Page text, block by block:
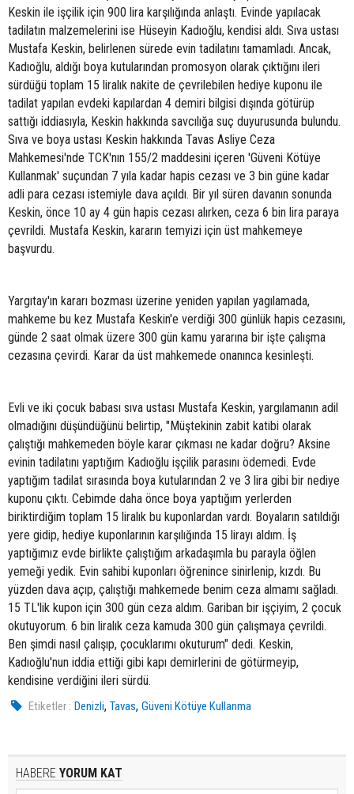
Keskin ile işçilik için 900 lira karşılığında anlaştı. Evinde yapılacak
tadilatın malzemelerini ise Hüseyin Kadıoğlu, kendisi aldı. Sıva ustası
Mustafa Keskin, belirlenen sürede evin tadilatını tamamladı. Ancak,
Kadıoğlu, aldığı boya kutularından promosyon olarak çıktığını ileri
sürdüğü toplam 15 liralık nakite de çevrilebilen hediye kuponu ile
tadilat yapılan evdeki kapılardan 4 demiri bilgisi dışında götürüp
sattığı iddiasıyla, Keskin hakkında savcılığa suç duyurusunda bulundu.
Sıva ve boya ustası Keskin hakkında Tavas Asliye Ceza
Mahkemesi'nde TCK'nın 155/2 maddesini içeren 'Güveni Kötüye
Kullanmak' suçundan 7 yıla kadar hapis cezası ve 3 bin güne kadar
adli para cezası istemiyle dava açıldı. Bir yıl süren davanın sonunda
Keskin, önce 10 ay 4 gün hapis cezası alırken, ceza 6 bin lira paraya
çevrildi. Mustafa Keskin, kararın temyizi için üst mahkemeye
başvurdu.
Yargıtay'ın kararı bozması üzerine yeniden yapılan yagılamada,
mahkeme bu kez Mustafa Keskin'e verdiği 300 günlük hapis cezasını,
günde 2 saat olmak üzere 300 gün kamu yararına bir işte çalışma
cezasına çevirdi. Karar da üst mahkemede onanınca kesinleşti.
Evli ve iki çocuk babası sıva ustası Mustafa Keskin, yargılamanın adil
olmadığını düşündüğünü belirtip, "Müştekinin zabit katibi olarak
çalıştığı mahkemeden böyle karar çıkması ne kadar doğru? Aksine
evinin tadilatını yaptığım Kadıoğlu işçilik parasını ödemedi. Evde
yaptığım tadilat sırasında boya kutularından 2 ve 3 lira gibi bir nediye
kuponu çıktı. Cebimde daha önce boya yaptığım yerlerden
biriktirdiğim toplam 15 liralık bu kuponlardan vardı. Boyaların satıldığı
yere gidip, hediye kuponlarının karşılığında 15 lirayı aldım. İş
yaptığımız evde birlikte çalıştığım arkadaşımla bu parayla öğlen
yemeği yedik. Evin sahibi kuponları öğrenince sinirlenip, kızdı. Bu
yüzden dava açıp, çalıştığı mahkemede benim ceza almamı sağladı.
15 TL'lik kupon için 300 gün ceza aldım. Gariban bir işçiyim, 2 çocuk
okutuyorum. 6 bin liralık ceza kamuda 300 gün çalışmaya çevrildi.
Ben şimdi nasıl çalışıp, çocuklarımı okuturum" dedi. Keskin,
Kadıoğlu'nun iddia ettiği gibi kapı demirlerini de götürmeyip,
kendisine verdiğini ileri sürdü.
Etiketler : Denizli,Tavas,Güveni Kötüye Kullanma
HABERE YORUM KAT